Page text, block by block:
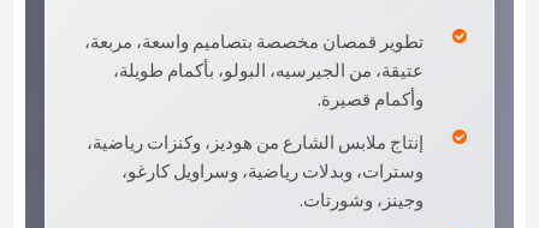
تطوير قمصان مخصصة بتصاميم واسعة، مربعة،
عتيقة، من الجيرسيه، البولو، بأكمام طويلة،
وأكمام قصيرة.
إنتاج ملابس الشارع من هوديز، وكنزات رياضية،
وسترات، وبدلات رياضية، وسراويل كارغو،
وجينز، وشورتات.